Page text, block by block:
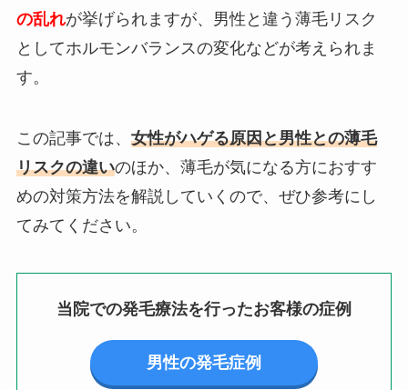
の乱れが挙げられますが、男性と違う薄毛リスク
としてホルモンバランスの変化などが考えられま
す。
この記事では、 女性がハゲる原因と男性との薄毛
リスクの違いのほか、薄毛が気になる方におすす
めの対策方法を解説していくので、ぜひ参考にし
てみてください。
当院での発毛療法を行ったお客様の症例
男性の発毛症例